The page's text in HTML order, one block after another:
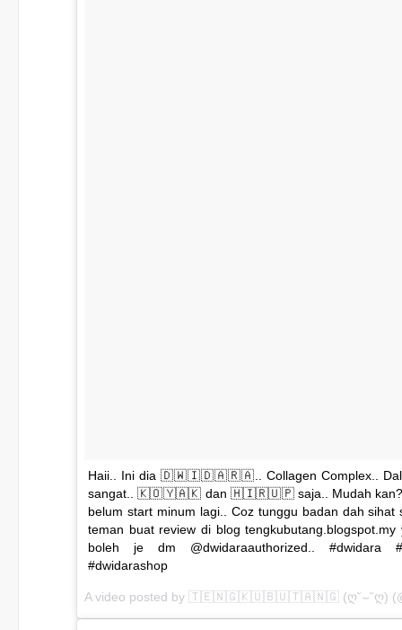
Haii.. Ini dia 🇩🇼🇮🇩🇦🇷🇦.. Collagen Complex..
sangat.. 🇰🇴🇾🇦🇰 dan 🇭🇮🇷🇺🇵 saja.. Mudah kan?
belum start minum lagi.. Coz tunggu badan dah
teman buat review di blog
boleh je dm @dwidaraauthorized.. #dwidara
#dwidarashop
A video posted by 🇹🇪🇳🇬🇰🇺🇧🇺🇹🇦🇳🇬 (ღ˘⌣˘ღ)